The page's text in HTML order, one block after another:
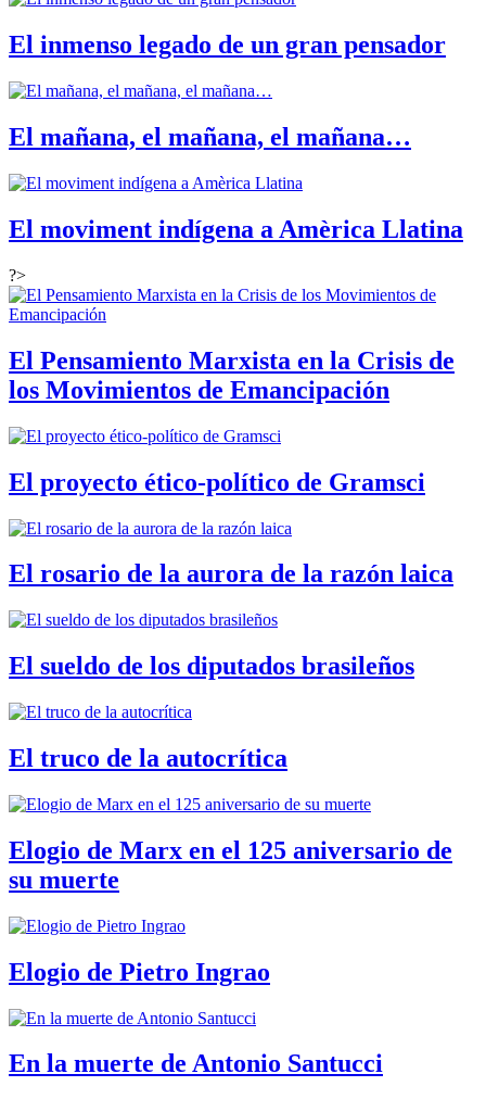
El inmenso legado de un gran pensador
El mañana, el mañana, el mañana…
El moviment indígena a Amèrica Llatina
?>
El Pensamiento Marxista en la Crisis de
los Movimientos de Emancipación
El proyecto ético-político de Gramsci
El rosario de la aurora de la razón laica
El sueldo de los diputados brasileños
El truco de la autocrítica
Elogio de Marx en el 125 aniversario de
su muerte
Elogio de Pietro Ingrao
En la muerte de Antonio Santucci